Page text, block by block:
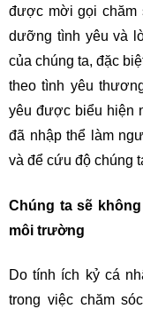
được mời gọi chăm
dưỡng tình yêu và
của chúng ta, đặc
theo tình yêu
yêu được biểu hiện
đã nhập thể làm
và để cứu độ chúng
Chúng ta sẽ
môi trường
Do tính ích kỷ cá
trong việc chăm